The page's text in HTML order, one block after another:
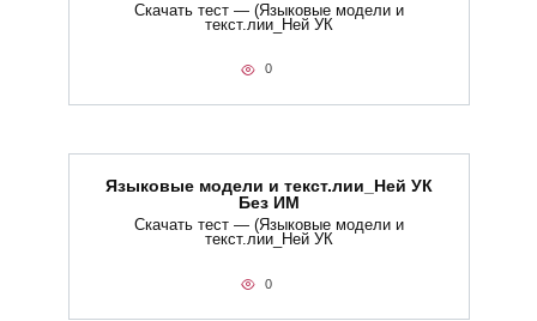
Скачать тест — (Языковые модели и
текст.лии_Ней УК
0
Языковые модели и текст.лии_Ней УК
Без ИМ
Скачать тест — (Языковые модели и
текст.лии_Ней УК
0